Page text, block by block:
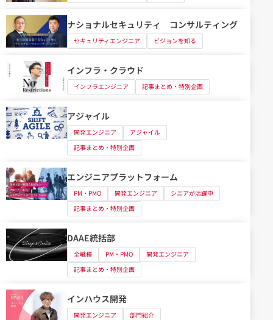
ナショナルセキュリティ コンサルティング
セキュリティエンジニア ビジョンを知る
インフラ・クラウド
インフラエンジニア 記事まとめ・特別企画
アジャイル
開発エンジニア
アジャイル
記事まとめ・特別企画
エンジニアプラットフォーム
PM・PMO 開発エンジニア
シニアが活躍中
記事まとめ・特別企画
DAAE統括部
全職種 PM・PMO
開発エンジニア
記事まとめ・特別企画
インハウス開発
開発エンジニア 部門紹介